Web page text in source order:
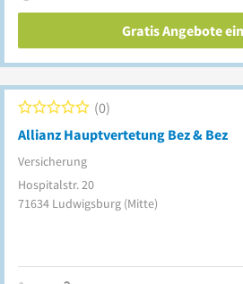
Gratis Angebote
Allianz Hauptvertetung Bez & Bez
Versicherung
0
Hospitalstr. 20
71634 Ludwigsburg (Mitte)